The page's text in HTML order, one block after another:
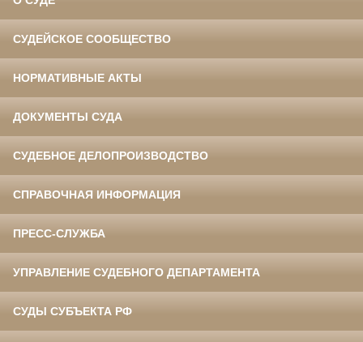
СУДЕЙСКОЕ СООБЩЕСТВО
НОРМАТИВНЫЕ АКТЫ
ДОКУМЕНТЫ СУДА
СУДЕБНОЕ ДЕЛОПРОИЗВОДСТВО
СПРАВОЧНАЯ ИНФОРМАЦИЯ
ПРЕСС-СЛУЖБА
УПРАВЛЕНИЕ СУДЕБНОГО ДЕПАРТАМЕНТА
СУДЫ СУБЪЕКТА РФ